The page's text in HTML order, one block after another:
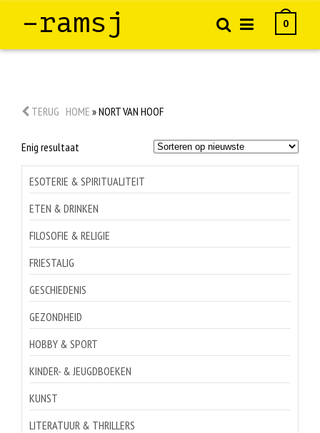
–ramsj 0
TERUG HOME »NORT VAN HOOF
Enig resultaat
ESOTERIE & SPIRITUALITEIT
ETEN & DRINKEN
FILOSOFIE & RELIGIE
FRIESTALIG
GESCHIEDENIS
GEZONDHEID
HOBBY & SPORT
KINDER- & JEUGDBOEKEN
KUNST
LITERATUUR & THRILLERS